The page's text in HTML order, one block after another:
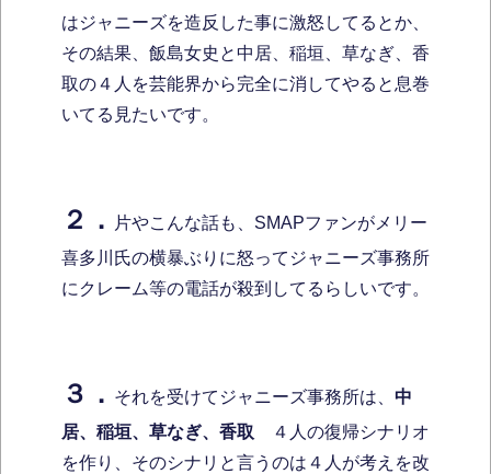
はジャニーズを造反した事に激怒してるとか、
その結果、飯島女史と中居、稲垣、草なぎ、香
取の４人を芸能界から完全に消してやると息巻
いてる見たいです。
２．
片やこんな話も、SMAPファンがメリー
喜多川氏の横暴ぶりに怒ってジャニーズ事務所
にクレーム等の電話が殺到してるらしいです。
３． それを受けてジャニーズ事務所は、 中
居、稲垣、草なぎ、香取 ４人の復帰シナリオ
を作り、そのシナリと言うのは４人が考えを改